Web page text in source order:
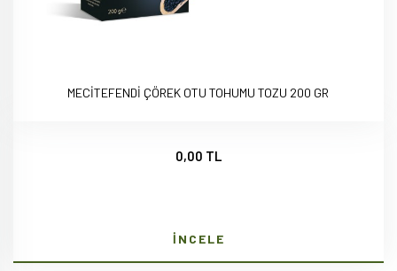
MECİTEFENDİ ÇÖREK OTU TOHUMU TOZU 200 GR
0,00 TL
İNCELE